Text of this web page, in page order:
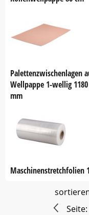
Palettenzwischenlagen
Wellpappe 1-wellig
mm
Maschinenstretchfolien
Seite: